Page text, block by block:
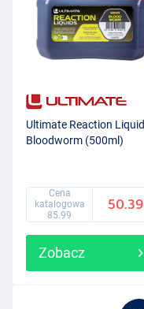
Ultimate Reaction Liquid
Bloodworm (500ml)
Cena
katalogowa
85.99
50.39
Zobacz